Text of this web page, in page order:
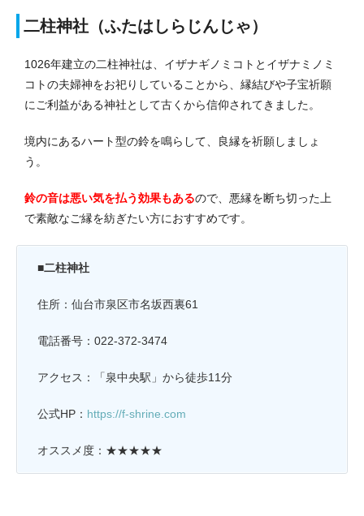
二柱神社（ふたはしらじんじゃ）
1026年建立の二柱神社は、イザナギノミコトとイザナミノミ
コトの夫婦神をお祀りしていることから、縁結びや子宝祈願
にご利益がある神社として古くから信仰されてきました。
境内にあるハート型の鈴を鳴らして、良縁を祈願しましょ
う。
鈴の音は悪い気を払う効果もあるので、悪縁を断ち切った上
で素敵なご縁を紡ぎたい方におすすめです。
■二柱神社
住所：仙台市泉区市名坂西裏61
電話番号：022-372-3474
アクセス：「泉中央駅」から徒歩11分
公式HP： https://f-shrine.com
オススメ度：★★★★★